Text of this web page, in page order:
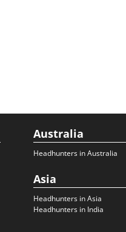
Australia
Headhunters in Australia
Asia
Headhunters in Asia
Headhunters in India